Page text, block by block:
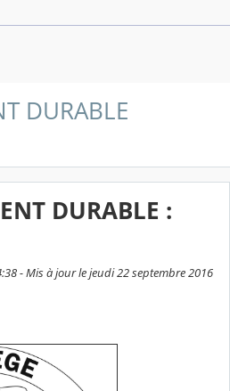
DURABLE
DURABLE :
- Mis à jour le jeudi 22 septembre 2016